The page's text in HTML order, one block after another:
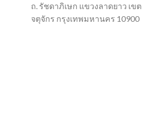
ถ. รัชดาภิเษก แขวงลาดยาว เขต
จตุจักร กรุงเทพมหานคร 10900